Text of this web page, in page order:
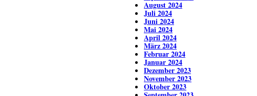
August 2024
Juli 2024
Juni 2024
Mai 2024
April 2024
März 2024
Februar 2024
Januar 2024
Dezember 2023
November 2023
Oktober 2023